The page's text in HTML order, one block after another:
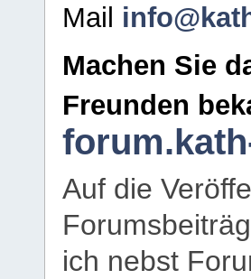
Mail
Machen Sie
Freunden
Auf die
ich nebst